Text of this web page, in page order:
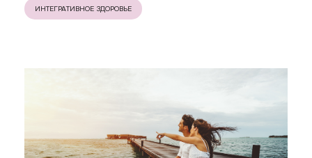
ИНТЕГРАТИВНОЕ ЗДОРОВЬЕ